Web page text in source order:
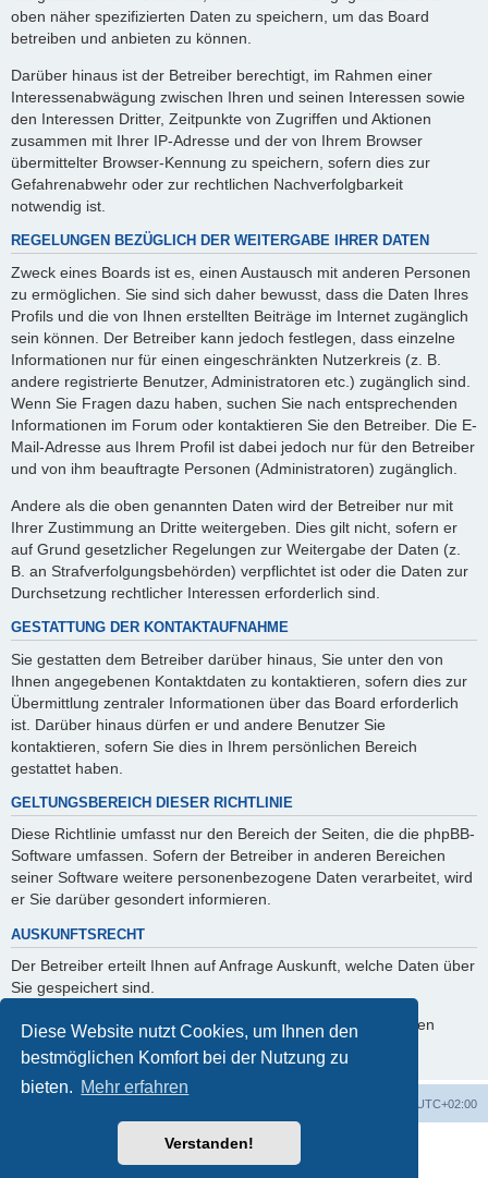
Diese Website nutzt Cookies, um Ihnen den
bestmöglichen Komfort bei der Nutzung zu
bieten. Mehr erfahren
Verstanden!
oben näher spezifizierten Daten zu speichern, um das Board
betreiben und anbieten zu können.
Darüber hinaus ist der Betreiber berechtigt, im Rahmen einer
Interessenabwägung zwischen Ihren und seinen Interessen sowie
den Interessen Dritter, Zeitpunkte von Zugriffen und Aktionen
zusammen mit Ihrer IP-Adresse und der von Ihrem Browser
übermittelter Browser-Kennung zu speichern, sofern dies zur
Gefahrenabwehr oder zur rechtlichen Nachverfolgbarkeit
notwendig ist.
REGELUNGEN BEZÜGLICH DER WEITERGABE IHRER DATEN
Zweck eines Boards ist es, einen Austausch mit anderen Personen
zu ermöglichen. Sie sind sich daher bewusst, dass die Daten Ihres
Profils und die von Ihnen erstellten Beiträge im Internet zugänglich
sein können. Der Betreiber kann jedoch festlegen, dass einzelne
Informationen nur für einen eingeschränkten Nutzerkreis (z. B.
andere registrierte Benutzer, Administratoren etc.) zugänglich sind.
Wenn Sie Fragen dazu haben, suchen Sie nach entsprechenden
Informationen im Forum oder kontaktieren Sie den Betreiber. Die E-
Mail-Adresse aus Ihrem Profil ist dabei jedoch nur für den Betreiber
und von ihm beauftragte Personen (Administratoren) zugänglich.
Andere als die oben genannten Daten wird der Betreiber nur mit
Ihrer Zustimmung an Dritte weitergeben. Dies gilt nicht, sofern er
auf Grund gesetzlicher Regelungen zur Weitergabe der Daten (z.
B. an Strafverfolgungsbehörden) verpflichtet ist oder die Daten zur
Durchsetzung rechtlicher Interessen erforderlich sind.
GESTATTUNG DER KONTAKTAUFNAHME
Sie gestatten dem Betreiber darüber hinaus, Sie unter den von
Ihnen angegebenen Kontaktdaten zu kontaktieren, sofern dies zur
Übermittlung zentraler Informationen über das Board erforderlich
ist. Darüber hinaus dürfen er und andere Benutzer Sie
kontaktieren, sofern Sie dies in Ihrem persönlichen Bereich
gestattet haben.
GELTUNGSBEREICH DIESER RICHTLINIE
Diese Richtlinie umfasst nur den Bereich der Seiten, die die phpBB-
Software umfassen. Sofern der Betreiber in anderen Bereichen
seiner Software weitere personenbezogene Daten verarbeitet, wird
er Sie darüber gesondert informieren.
AUSKUNFTSRECHT
Der Betreiber erteilt Ihnen auf Anfrage Auskunft, welche Daten über
Sie gespeichert sind.
Sie können jederzeit die Löschung bzw. Sperrung Ihrer Daten
verlangen. Kontaktieren Sie hierzu bitte den Betreiber.
UTC+02:00
Powered byphpBB® Forum Software © phpBB Limited
phpBB.de